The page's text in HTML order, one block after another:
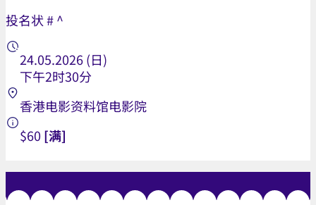
投名状 # ^
24.05.2026 (日)
下午2时30分
香港电影资料馆电影院
$60 [满]